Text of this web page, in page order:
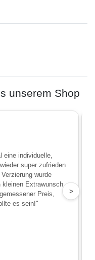
unserem Shop
individuelle,
super zufrieden
wurde
kleinen Extrawunsch
Preis,
es sein!"
>